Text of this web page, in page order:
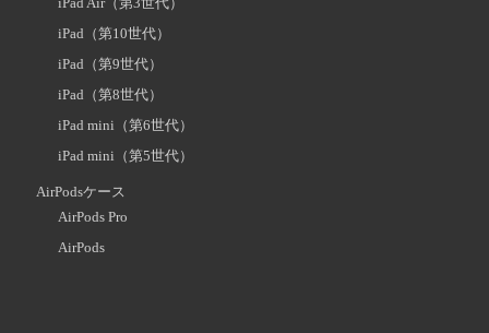
iPad（第10世代）
iPad（第9世代）
iPad（第8世代）
iPad mini（第6世代）
iPad mini（第5世代）
AirPodsケース
AirPods Pro
AirPods